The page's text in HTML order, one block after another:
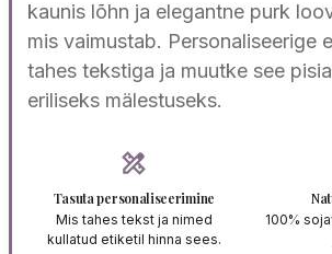
kaunis lõhn ja elegantne purk
mis vaimustab. Personaliseerige
tahes tekstiga ja muutke see
eriliseks mälestuseks.
design_services
Tasuta personaliseerimine
Mis tahes tekst ja nimed
kullatud etiketil hinna sees.
100%